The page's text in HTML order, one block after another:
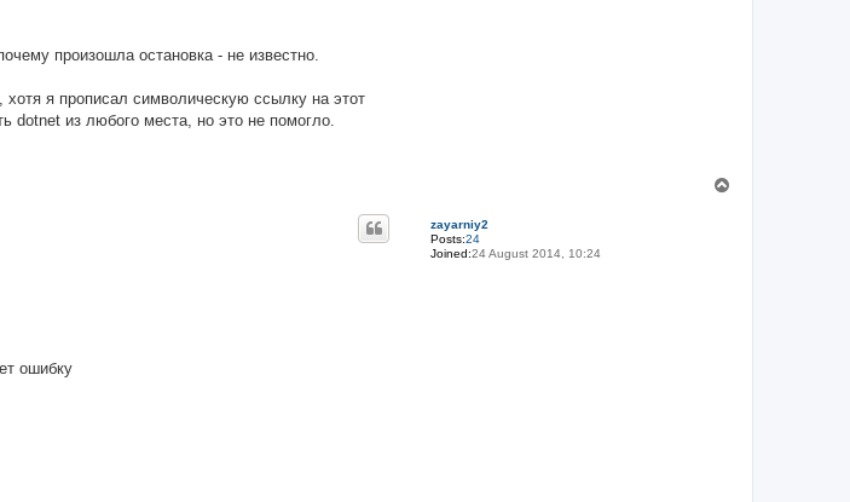
произошла остановка - не известно.
я прописал символическую ссылку на этот
dotnet из любого места, но это не помогло.
zayarniy2
Posts:24
Joined:24 August 2014, 10:24
ошибку